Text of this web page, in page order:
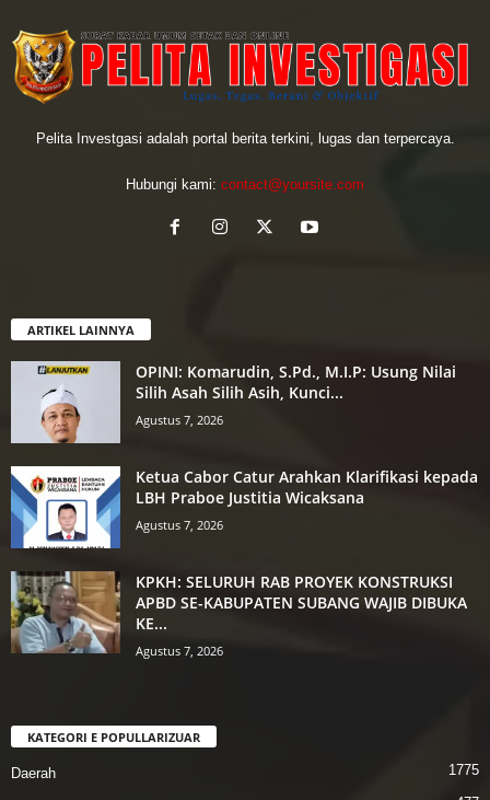
Pelita Investgasi adalah portal berita terkini, lugas dan terpercaya.
Hubungi kami: contact@yoursite.com
ARTIKEL LAINNYA
OPINI: Komarudin, S.Pd., M.I.P: Usung Nilai
Silih Asah Silih Asih, Kunci...
Agustus 7, 2026
Ketua Cabor Catur Arahkan Klarifikasi kepada
LBH Praboe Justitia Wicaksana
Agustus 7, 2026
KPKH: SELURUH RAB PROYEK KONSTRUKSI
APBD SE-KABUPATEN SUBANG WAJIB DIBUKA
KE...
Agustus 7, 2026
KATEGORI E POPULLARIZUAR
Daerah 1775